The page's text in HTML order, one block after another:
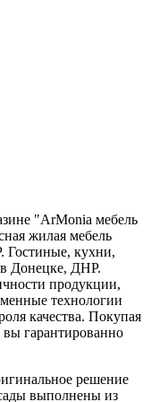
"ArMonia мебель
жилая мебель
Гостиные, кухни,
Донецке, ДНР.
продукции,
технологии
качества. Покупая
гарантированно
решение
выполнены из